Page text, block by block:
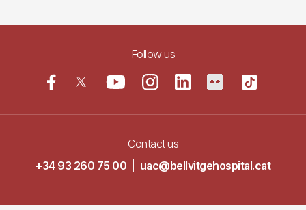
Follow us
Contact us
+34 93 260 75 00
uac@bellvitgehospital.cat